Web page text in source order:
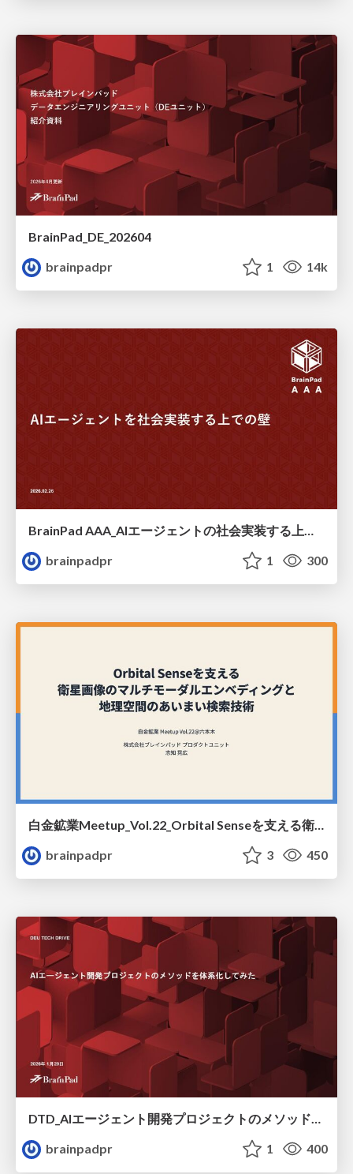
BrainPad_DE_202604
brainpadpr
1 14k
BrainPad AAA_AIエージェントの社会実装する上での壁 / Barriers to the Social Implementation of AI Agents
brainpadpr
1 300
白金鉱業Meetup_Vol.22_Orbital Senseを支える衛星画像のマルチモーダルエンベディングと地理空間のあいまい検索技術
brainpadpr
3 450
DTD_AIエージェント開発プロジェクトのメソッドを体系化してみる
brainpadpr
1 400